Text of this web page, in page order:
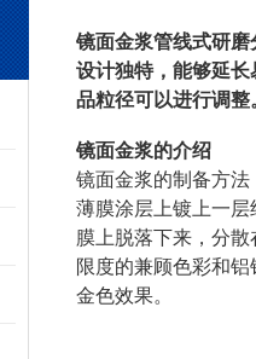
镜面金浆管线式研磨
设计独特，能够延
品粒径可以进行调整
镜面金浆的介绍
镜面金浆的制备方法
薄膜涂层上镀上一
膜上脱落下来，分
限度的兼顾色彩和
金色效果。